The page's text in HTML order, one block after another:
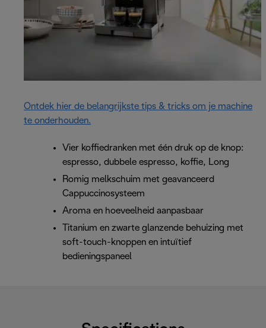
Ontdek hier de belangrijkste tips & tricks om je machine
te onderhouden.
Vier koffiedranken met één druk op de knop:
espresso, dubbele espresso, koffie, Long
Romig melkschuim met geavanceerd
Cappuccinosysteem
Aroma en hoeveelheid aanpasbaar
Titanium en zwarte glanzende behuizing met
soft-touch-knoppen en intuïtief
bedieningspaneel